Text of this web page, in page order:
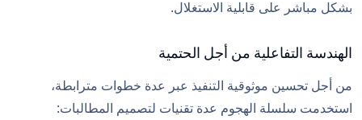
بشكل مباشر على قابلية الاستغلال.
الهندسة التفاعلية من أجل الحتمية
من أجل تحسين موثوقية التنفيذ عبر عدة خطوات مترابطة،
استخدمت سلسلة الهجوم عدة تقنيات لتصميم المطالبات: